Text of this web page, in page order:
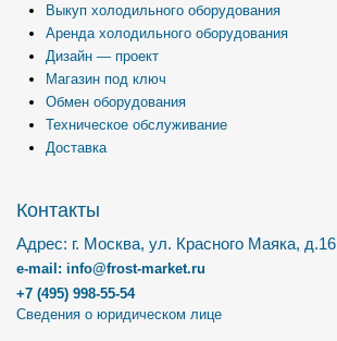
Выкуп холодильного оборудования
Аренда холодильного оборудования
Дизайн — проект
Магазин под ключ
Обмен оборудования
Техническое обслуживание
Доставка
Контакты
Адрес: г. Москва, ул. Красного Маяка, д.16
e-mail: info@frost-market.ru
+7 (495) 998-55-54
Сведения о юридическом лице